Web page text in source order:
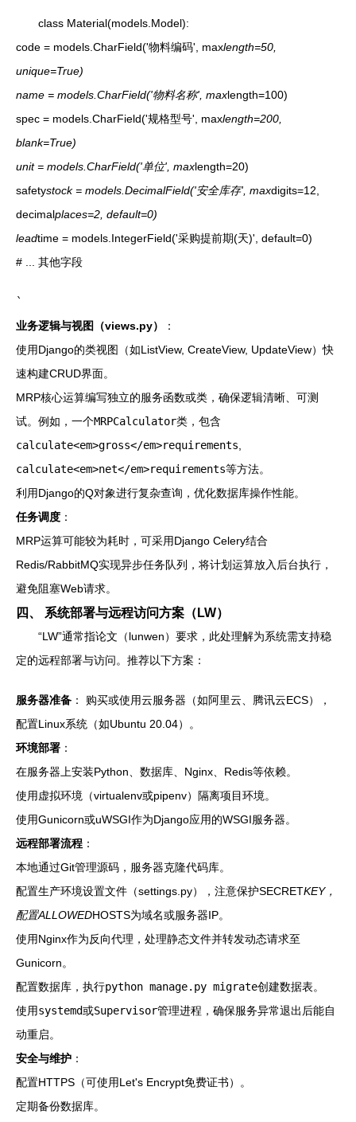
class Material(models.Model):
code = models.CharField('物料编码', maxlength=50,
unique=True)
name = models.CharField('物料名称', maxlength=100)
spec = models.CharField('规格型号', maxlength=200,
blank=True)
unit = models.CharField('单位', maxlength=20)
safetystock = models.DecimalField('安全库存', maxdigits=12,
decimalplaces=2, default=0)
leadtime = models.IntegerField('采购提前期(天)', default=0)
# ... 其他字段
`
业务逻辑与视图（views.py）
：
使用Django的类视图（如ListView, CreateView, UpdateView）快
速构建CRUD界面。
MRP核心运算编写独立的服务函数或类，确保逻辑清晰、可测
试。例如，一个MRPCalculator类，包含
calculate<em>gross</em>requirements
calculate<em>net</em>requirements等方法。
利用Django的Q对象进行复杂查询，优化数据库操作性能。
任务调度 ：
MRP运算可能较为耗时，可采用Django Celery结合
Redis/RabbitMQ实现异步任务队列，将计划运算放入后台执行，
避免阻塞Web请求。
四、 系统部署与远程访问方案（LW）
“LW”通常指论文（lunwen）要求，此处理解为系统需支持稳
定的远程部署与访问。推荐以下方案：
服务器准备 ： 购买或使用云服务器（如阿里云、腾讯云ECS），
配置Linux系统（如Ubuntu 20.04）。
环境部署 ：
在服务器上安装Python、数据库、Nginx、Redis等依赖。
使用虚拟环境（virtualenv或pipenv）隔离项目环境。
使用Gunicorn或uWSGI作为Django应用的WSGI服务器。
远程部署流程 ：
本地通过Git管理源码，服务器克隆代码库。
配置生产环境设置文件（settings.py），注意保护SECRETKEY，
配置ALLOWEDHOSTS为域名或服务器IP。
使用Nginx作为反向代理，处理静态文件并转发动态请求至
Gunicorn。
配置数据库，执行python manage.py migrate创建数据表。
使用systemd或Supervisor管理进程，确保服务异常退出后能自
动重启。
安全与维护 ：
配置HTTPS（可使用Let's Encrypt免费证书）。
定期备份数据库。